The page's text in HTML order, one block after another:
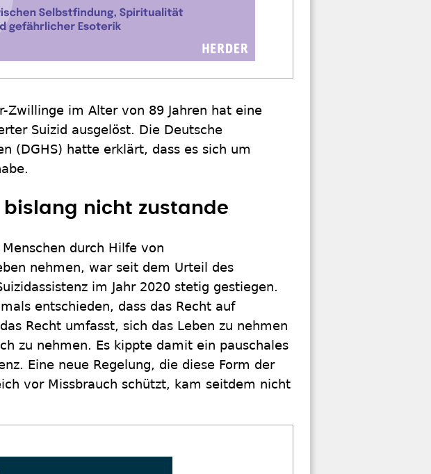
Zwillinge im Alter von 89 Jahren hat eine
Suizid ausgelöst. Die Deutsche
(DGHS) hatte erklärt, dass es sich um
bislang nicht zustande
durch Hilfe von
nehmen, war seit dem Urteil des
im Jahr 2020 stetig gestiegen.
entschieden, dass das Recht auf
Recht umfasst, sich das Leben zu nehmen
zu nehmen. Es kippte damit ein pauschales
Eine neue Regelung, die diese Form der
vor Missbrauch schützt, kam seitdem nicht